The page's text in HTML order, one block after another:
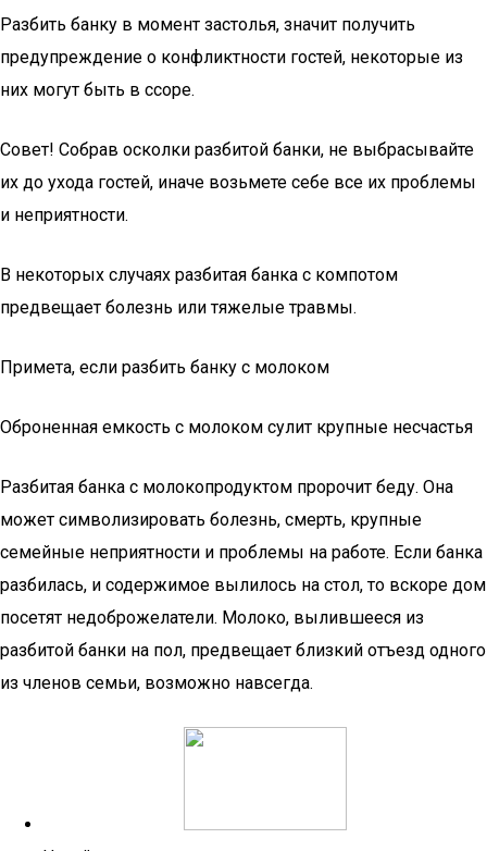
Разбить банку в момент застолья, значит получить
предупреждение о конфликтности гостей, некоторые из
них могут быть в ссоре.
Совет! Собрав осколки разбитой банки, не выбрасывайте
их до ухода гостей, иначе возьмете себе все их проблемы
и неприятности.
В некоторых случаях разбитая банка с компотом
предвещает болезнь или тяжелые травмы.
Примета, если разбить банку с молоком
Оброненная емкость с молоком сулит крупные несчастья
Разбитая банка с молокопродуктом пророчит беду. Она
может символизировать болезнь, смерть, крупные
семейные неприятности и проблемы на работе. Если банка
разбилась, и содержимое вылилось на стол, то вскоре дом
посетят недоброжелатели. Молоко, вылившееся из
разбитой банки на пол, предвещает близкий отъезд одного
из членов семьи, возможно навсегда.